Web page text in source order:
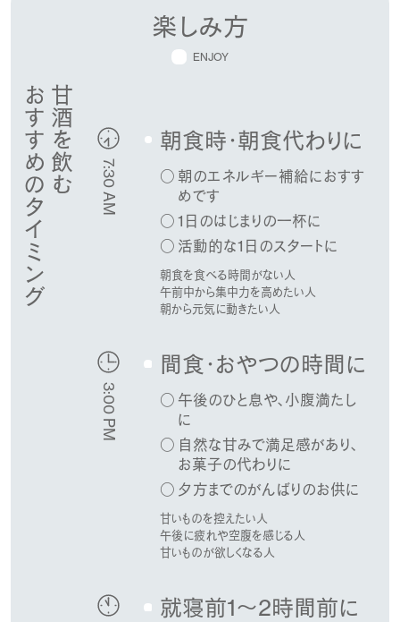
楽しみ方
ENJOY
甘酒を飲む
おすすめのタイミング 7:30 AM
朝食時・朝食代わりに
朝のエネルギー補給におすす
めです
1日のはじまりの一杯に
活動的な1日のスタートに
朝食を食べる時間がない人
午前中から集中力を高めたい人
朝から元気に動きたい人
3:00 PM
間食・おやつの時間に
午後のひと息や、小腹満たし
に
自然な甘みで満足感があり、
お菓子の代わりに
夕方までのがんばりのお供に
甘いものを控えたい人
午後に疲れや空腹を感じる人
甘いものが欲しくなる人
就寝前1〜2時間前に